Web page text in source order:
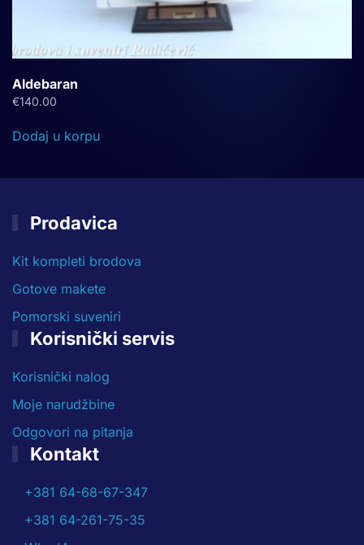
Aldebaran
€140.00
Dodaj u korpu
Prodavica
Kit kompleti brodova
Gotove makete
Pomorski suveniri
Korisnički servis
Korisnički nalog
Moje narudžbine
Odgovori na pitanja
Kontakt
+381 64-68-67-347
+381 64-261-75-35